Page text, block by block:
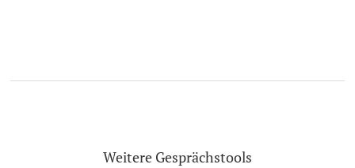
Weitere Gesprächstools